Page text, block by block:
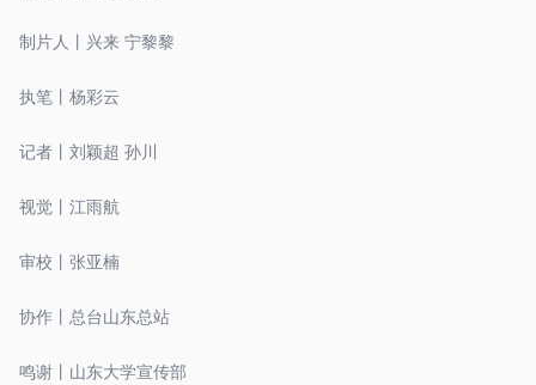
制片人丨兴来 宁黎黎
执笔丨杨彩云
记者丨刘颖超 孙川
视觉丨江雨航
审校丨张亚楠
协作丨总台山东总站
鸣谢丨山东大学宣传部